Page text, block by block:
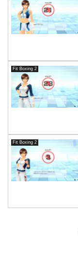
Fit Boxing 2
Fit Boxing 2